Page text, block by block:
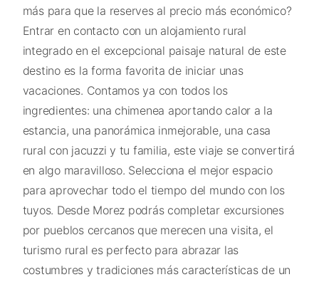
más para que la reserves al precio más económico?
Entrar en contacto con un alojamiento rural
integrado en el excepcional paisaje natural de este
destino es la forma favorita de iniciar unas
vacaciones. Contamos ya con todos los
ingredientes: una chimenea aportando calor a la
estancia, una panorámica inmejorable, una casa
rural con jacuzzi y tu familia, este viaje se convertirá
en algo maravilloso. Selecciona el mejor espacio
para aprovechar todo el tiempo del mundo con los
tuyos. Desde Morez podrás completar excursiones
por pueblos cercanos que merecen una visita, el
turismo rural es perfecto para abrazar las
costumbres y tradiciones más características de un